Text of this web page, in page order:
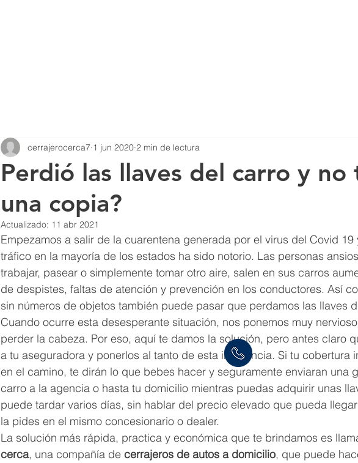
Perdió las llaves del carro y no
una copia?
cerrajerocerca7 1 jun 2020 2 min de lectura
Actualizado: 11 abr 2021
Empezamos a salir de la cuarentena generada por el virus del Covid
tráfico en la mayoría de los estados ha sido notorio. Las personas
trabajar, pasear o simplemente tomar otro aire, salen en sus carros
de despistes, faltas de atención y prevención en los conductores. Así
sin números de objetos también puede pasar que perdamos las llaves
Cuando ocurre esta desesperante situación, nos ponemos muy
perder la cabeza. Por eso, aquí te damos la solución, pero antes claro
a tu aseguradora y ponerlos al tanto de esta incidencia. Si tu cobertura
en el camino, te dirán lo que bebes hacer y seguramente enviaran una
carro a la agencia o hasta tu domicilio mientras puedas adquirir unas
puede tardar varios días, sin hablar del precio elevado que pueda
la pides en el mismo concesionario o dealer.
La solución más rápida, practica y económica que te brindamos es
cerca, una compañía de cerrajeros de autos a domicilio, que puede